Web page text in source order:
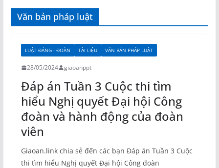
Văn bản pháp luật
LUẬT ĐẢNG - ĐOÀN TÀI LIỆU VĂN BẢN PHÁP LUẬT
28/05/2024 giaoanppt
Đáp án Tuần 3 Cuộc thi tìm
hiểu Nghị quyết Đại hội Công
đoàn và hành động của đoàn
viên
Giaoan.link chia sẻ đến các bạn Đáp án Tuần 3 Cuộc
thi tìm hiểu Nghị quyết Đại hội Công đoàn